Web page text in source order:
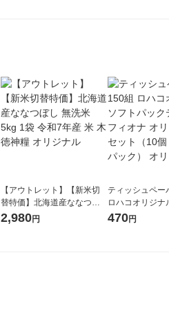
【アウトレット】【新米切
替特価】北海道産ななつぼ
し 無洗米 5kg 1袋 令和7年産
2,980円
ティッシュペー
ロハコオリジナ
ックティッシュ
470円